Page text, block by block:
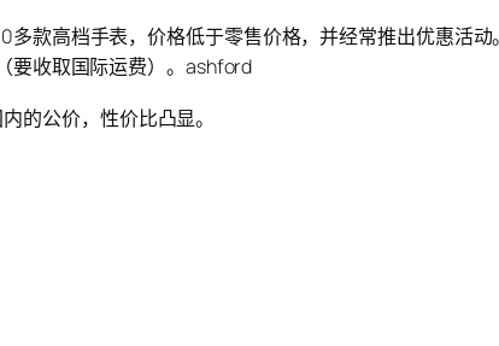
款高档手表，价格低于零售价格，并经常推出优惠活动
要收取国际运费）。ashford
的公价，性价比凸显。